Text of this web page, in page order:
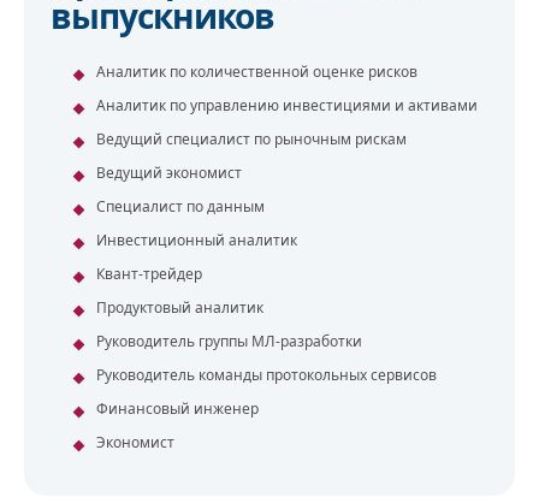
выпускников
Аналитик по количественной оценке рисков
Аналитик по управлению инвестициями и активами
Ведущий специалист по рыночным рискам
Ведущий экономист
Специалист по данным
Инвестиционный аналитик
Квант-трейдер
Продуктовый аналитик
Руководитель группы МЛ-разработки
Руководитель команды протокольных сервисов
Финансовый инженер
Экономист